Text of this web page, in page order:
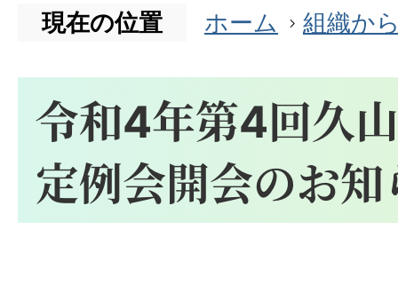
現在の位置 ホーム 組織か
令和4年第4回久
定例会開会のお知